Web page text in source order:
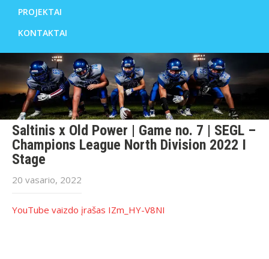
PROJEKTAI
KONTAKTAI
Saltinis x Old Power | Game no. 7 | SEGL –
Champions League North Division 2022 I
Stage
20 vasario, 2022
YouTube vaizdo įrašas IZm_HY-V8NI